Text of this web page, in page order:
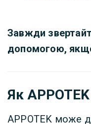
Завжди
допомогою,
Як
APPOTEK може